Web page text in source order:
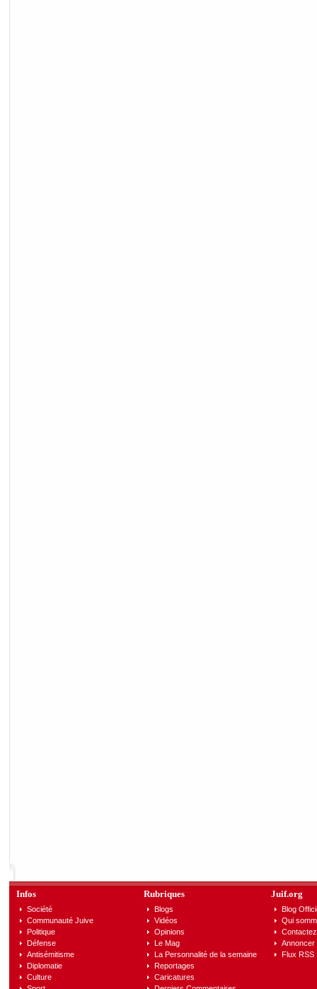
Infos
Société
Communauté Juive
Politique
Défense
Antisémitisme
Diplomatie
Culture
Rubriques
Blogs
Vidéos
Opinions
Le Mag
La Personnalité de la semaine
Reportages
Caricatures
Juif.org
Blog
Qui
Annoncer
Flux RSS